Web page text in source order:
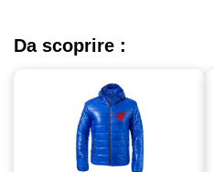
Da scoprire :